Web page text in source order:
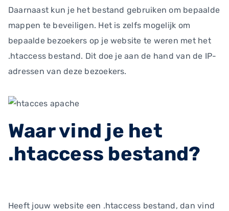
Daarnaast kun je het bestand gebruiken om bepaalde
mappen te beveiligen. Het is zelfs mogelijk om
bepaalde bezoekers op je website te weren met het
.htaccess bestand. Dit doe je aan de hand van de IP-
adressen van deze bezoekers.
Waar vind je het
.htaccess bestand?
Heeft jouw website een .htaccess bestand, dan vind